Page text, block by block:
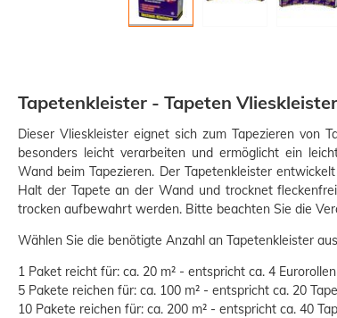
Tapetenkleister - Tapeten
Dieser Vlieskleister eignet sich zum Tapezieren von
besonders leicht verarbeiten und ermöglicht ein
Wand beim Tapezieren. Der Tapetenkleister
Halt der Tapete an der Wand und trocknet
trocken aufbewahrt werden. Bitte beachten Sie die
Wählen Sie die benötigte Anzahl an Tapetenkleister
1 Paket reicht für: ca. 20 m² - entspricht ca. 4
5 Pakete reichen für: ca. 100 m² - entspricht ca. 20
10 Pakete reichen für: ca. 200 m² - entspricht ca. 40